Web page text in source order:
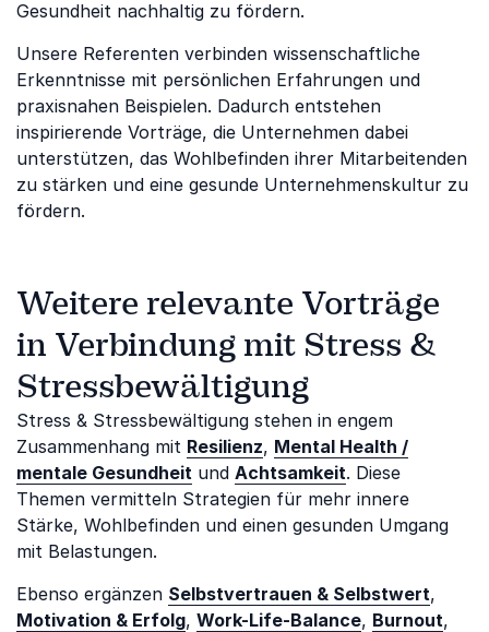
Gesundheit nachhaltig zu fördern.
Unsere Referenten verbinden wissenschaftliche
Erkenntnisse mit persönlichen Erfahrungen und
praxisnahen Beispielen. Dadurch entstehen
inspirierende Vorträge, die Unternehmen dabei
unterstützen, das Wohlbefinden ihrer Mitarbeitenden
zu stärken und eine gesunde Unternehmenskultur zu
fördern.
Weitere relevante Vorträge
in Verbindung mit Stress &
Stressbewältigung
Stress & Stressbewältigung stehen in engem
Zusammenhang mit Resilienz, Mental Health /
mentale Gesundheit und Achtsamkeit. Diese
Themen vermitteln Strategien für mehr innere
Stärke, Wohlbefinden und einen gesunden Umgang
mit Belastungen.
Ebenso ergänzen Selbstvertrauen & Selbstwert,
Motivation & Erfolg, Work-Life-Balance, Burnout,